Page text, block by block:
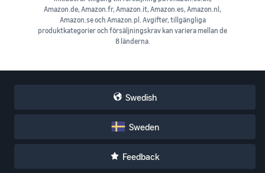
Amazon.de, Amazon.fr, Amazon.it, Amazon.es, Amazon.nl,
Amazon.se och Amazon.pl. Avgifter, tillgängliga
produktkategorier och försäljningskrav kan variera mellan de
8 länderna.
Swedish
Sweden
Feedback